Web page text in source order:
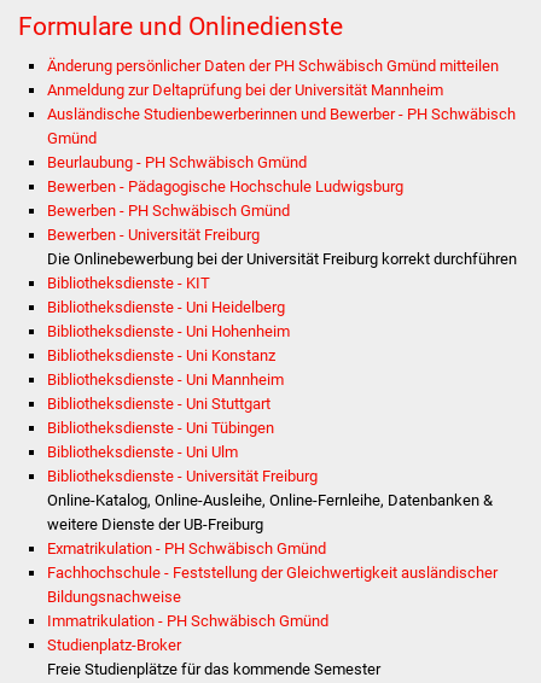
Gesundheit und Notfall
Ärzte und Apotheken
Pflege von Angehörigen
Index
ÖPNV
Abfall und Entsorgung
Kultur & Freizeit
Veranstaltungen
Ostermarkt
Formulare und Onlinedienste
Änderung persönlicher Daten der PH Schwäbisch Gmünd mitteilen
Anmeldung zur Deltaprüfung bei der Universität Mannheim
Ausländische Studienbewerberinnen und Bewerber - PH Schwäbisch
Gmünd
Beurlaubung - PH Schwäbisch Gmünd
Bewerben - Pädagogische Hochschule Ludwigsburg
Bewerben - PH Schwäbisch Gmünd
Bewerben - Universität Freiburg
Die Onlinebewerbung bei der Universität Freiburg korrekt durchführen
Bibliotheksdienste - KIT
Bibliotheksdienste - Uni Heidelberg
Bibliotheksdienste - Uni Hohenheim
Bibliotheksdienste - Uni Konstanz
Bibliotheksdienste - Uni Mannheim
Bibliotheksdienste - Uni Stuttgart
Bibliotheksdienste - Uni Tübingen
Bibliotheksdienste - Uni Ulm
Bibliotheksdienste - Universität Freiburg
Online-Katalog, Online-Ausleihe, Online-Fernleihe, Datenbanken &
weitere Dienste der UB-Freiburg
Exmatrikulation - PH Schwäbisch Gmünd
Fachhochschule - Feststellung der Gleichwertigkeit ausländischer
Bildungsnachweise
Immatrikulation - PH Schwäbisch Gmünd
Studienplatz-Broker
Freie Studienplätze für das kommende Semester